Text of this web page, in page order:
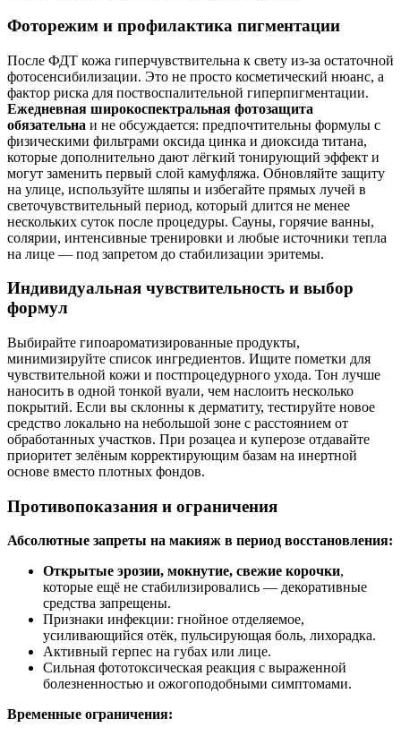
Фоторежим и профилактика пигментации
После ФДТ кожа гиперчувствительна к свету из‑за остаточной
фотосенсибилизации. Это не просто косметический нюанс, а
фактор риска для поствоспалительной гиперпигментации.
Ежедневная широкоспектральная фотозащита
обязательна и не обсуждается: предпочтительны формулы с
физическими фильтрами оксида цинка и диоксида титана,
которые дополнительно дают лёгкий тонирующий эффект и
могут заменить первый слой камуфляжа. Обновляйте защиту
на улице, используйте шляпы и избегайте прямых лучей в
светочувствительный период, который длится не менее
нескольких суток после процедуры. Сауны, горячие ванны,
солярии, интенсивные тренировки и любые источники тепла
на лице — под запретом до стабилизации эритемы.
Индивидуальная чувствительность и выбор
формул
Выбирайте гипоароматизированные продукты,
минимизируйте список ингредиентов. Ищите пометки для
чувствительной кожи и постпроцедурного ухода. Тон лучше
наносить в одной тонкой вуали, чем наслоить несколько
покрытий. Если вы склонны к дерматиту, тестируйте новое
средство локально на небольшой зоне с расстоянием от
обработанных участков. При розацеа и куперозе отдавайте
приоритет зелёным корректирующим базам на инертной
основе вместо плотных фондов.
Противопоказания и ограничения
Абсолютные запреты на макияж в период восстановления:
Открытые эрозии, мокнутие, свежие корочки,
которые ещё не стабилизировались — декоративные
средства запрещены.
Признаки инфекции: гнойное отделяемое,
усиливающийся отёк, пульсирующая боль, лихорадка.
Активный герпес на губах или лице.
Сильная фототоксическая реакция с выраженной
болезненностью и ожогоподобными симптомами.
Временные ограничения: